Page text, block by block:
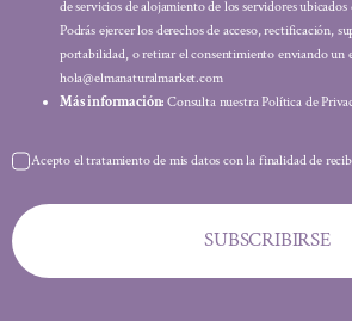
de servicios de alojamiento de los servidores
Podrás ejercer los derechos de acceso, rectificación,
portabilidad, o retirar el consentimiento enviando un
hola@elmanaturalmarket.com
Más información: Consulta nuestra Política de
Acepto el tratamiento de mis datos con la finalidad de
SUBSCRIBIRSE